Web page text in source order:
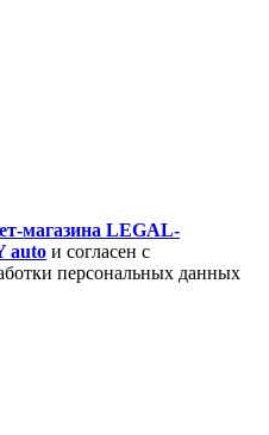
магазина LEGAL-
auto и согласен с
персональных данных